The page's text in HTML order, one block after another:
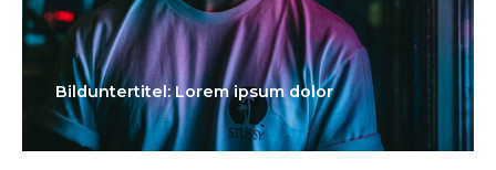
Bilduntertitel: Lorem ipsum dolor